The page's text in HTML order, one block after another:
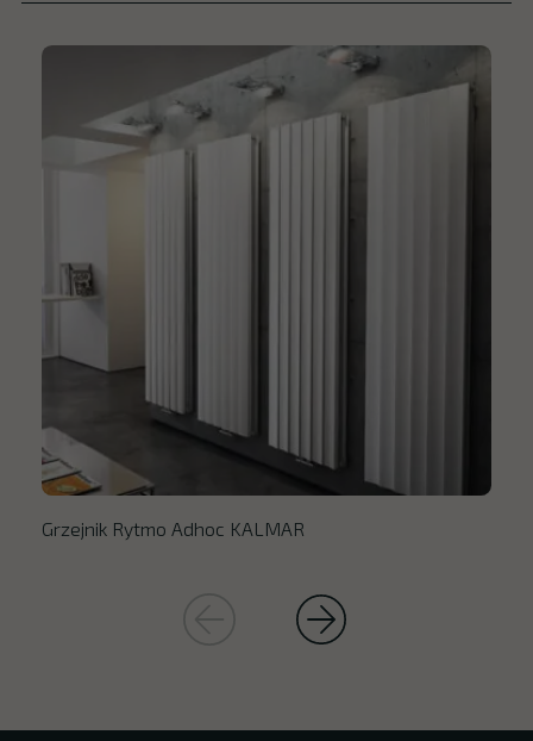
Grzejnik Rytmo Adhoc KALMAR